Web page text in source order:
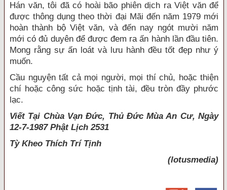
Hán văn, tôi đã có hoài bão phiên dịch ra Việt văn để
được thông dụng theo thời đại Mãi đến năm 1979 mới
hoàn thành bộ Việt văn, và đến nay ngót mười năm
mới có đủ duyên để được đem ra ấn hành lần đầu tiên.
Mong rằng sự ấn loát và lưu hành đều tốt đẹp như ý
muốn.
Cầu nguyện tất cả mọi người, mọi thí chủ, hoặc thiện
chí hoặc công sức hoặc tịnh tài, đều tròn đầy phước
lạc.
Viết Tại Chùa Vạn Đức, Thủ Đức Mùa An Cư, Ngày
12-7-1987 Phật Lịch 2531
Tỳ Kheo Thích Trí Tịnh
(lotusmedia)